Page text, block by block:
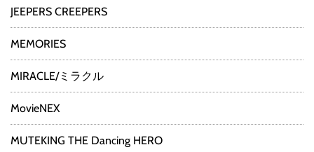
JEEPERS CREEPERS
MEMORIES
MIRACLE/ミラクル
MovieNEX
MUTEKING THE Dancing HERO